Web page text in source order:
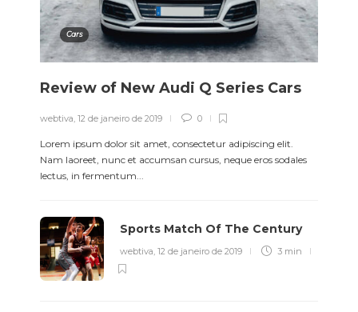
Cars
Review of New Audi Q Series Cars
webtiva, 12 de janeiro de 2019 0
Lorem ipsum dolor sit amet, consectetur adipiscing elit.
Nam laoreet, nunc et accumsan cursus, neque eros sodales
lectus, in fermentum...
Sports Match Of The Century
webtiva, 12 de janeiro de 2019 3 min